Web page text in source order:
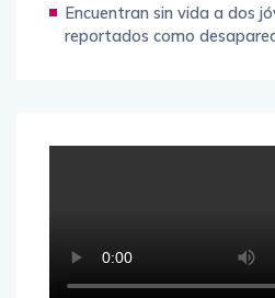
Encuentran sin vida a dos
reportados como